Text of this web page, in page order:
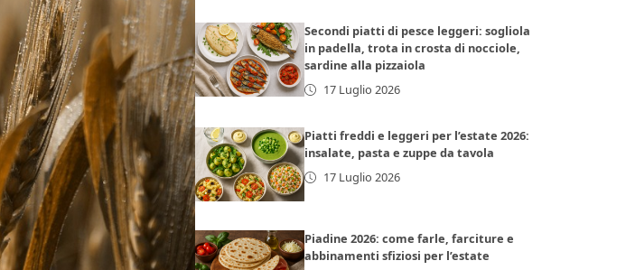
Secondi piatti di pesce leggeri: sogliola
in padella, trota in crosta di nocciole,
sardine alla pizzaiola
17 Luglio 2026
Piatti freddi e leggeri per l’estate 2026:
insalate, pasta e zuppe da tavola
17 Luglio 2026
Piadine 2026: come farle, farciture e
abbinamenti sfiziosi per l’estate